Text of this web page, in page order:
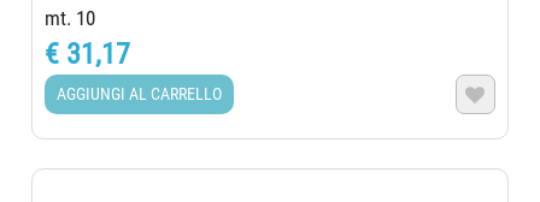
mt. 10
€ 31,17
AGGIUNGI AL CARRELLO 